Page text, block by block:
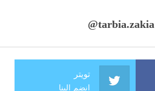
@tarbia.zakia
تويتر
انضم الينا